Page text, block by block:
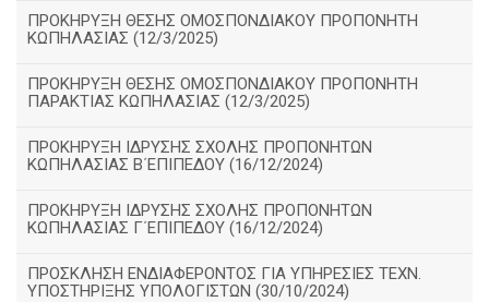
ΠΡΟΚΗΡΥΞΗ ΘΕΣΗΣ ΟΜΟΣΠΟΝΔΙΑΚΟΥ ΠΡΟΠΟΝΗΤΗ
ΚΩΠΗΛΑΣΙΑΣ (12/3/2025)
ΠΡΟΚΗΡΥΞΗ ΘΕΣΗΣ ΟΜΟΣΠΟΝΔΙΑΚΟΥ ΠΡΟΠΟΝΗΤΗ
ΠΑΡΑΚΤΙΑΣ ΚΩΠΗΛΑΣΙΑΣ (12/3/2025)
ΠΡΟΚΗΡΥΞΗ ΙΔΡΥΣΗΣ ΣΧΟΛΗΣ ΠΡΟΠΟΝΗΤΩΝ
ΚΩΠΗΛΑΣΙΑΣ Β΄ΕΠΙΠΕΔΟΥ (16/12/2024)
ΠΡΟΚΗΡΥΞΗ ΙΔΡΥΣΗΣ ΣΧΟΛΗΣ ΠΡΟΠΟΝΗΤΩΝ
ΚΩΠΗΛΑΣΙΑΣ Γ΄ΕΠΙΠΕΔΟΥ (16/12/2024)
ΠΡΟΣΚΛΗΣΗ ΕΝΔΙΑΦΕΡΟΝΤΟΣ ΓΙΑ ΥΠΗΡΕΣΙΕΣ ΤΕΧΝ.
ΥΠΟΣΤΗΡΙΞΗΣ ΥΠΟΛΟΓΙΣΤΩΝ (30/10/2024)